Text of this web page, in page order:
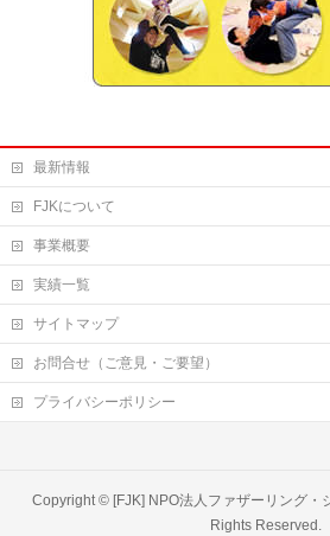
最新情報
FJKについて
事業概要
実績一覧
サイトマップ
お問合せ（ご意見・ご要望）
プライバシーポリシー
Copyright © [FJK] NPO法人ファザーリング・
Rights Reserved.